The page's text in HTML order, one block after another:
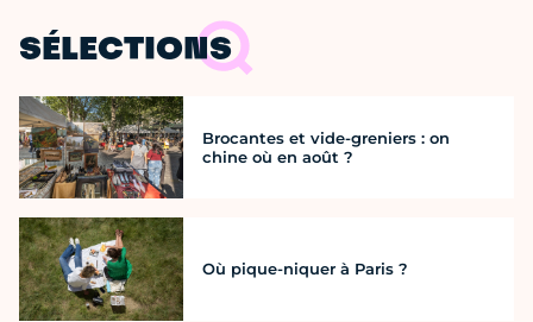
SÉLECTIONS
Brocantes et vide-greniers : on
chine où en août ?
Où pique-niquer à Paris ?